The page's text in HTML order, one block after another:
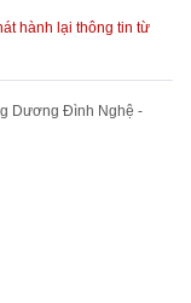
hành lại thông tin từ
Dương Đình Nghệ -